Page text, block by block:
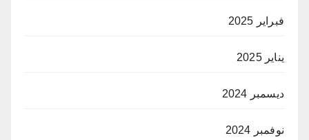
فبراير 2025
يناير 2025
ديسمبر 2024
نوفمبر 2024